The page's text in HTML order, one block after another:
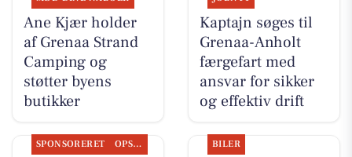
Ane Kjær holder
af Grenaa Strand
Camping og
støtter byens
butikker
Kaptajn søges til
Grenaa-Anholt
færgefart med
ansvar for sikker
og effektiv drift
SPONSORERET OPSLAGSTAVLEN BILER